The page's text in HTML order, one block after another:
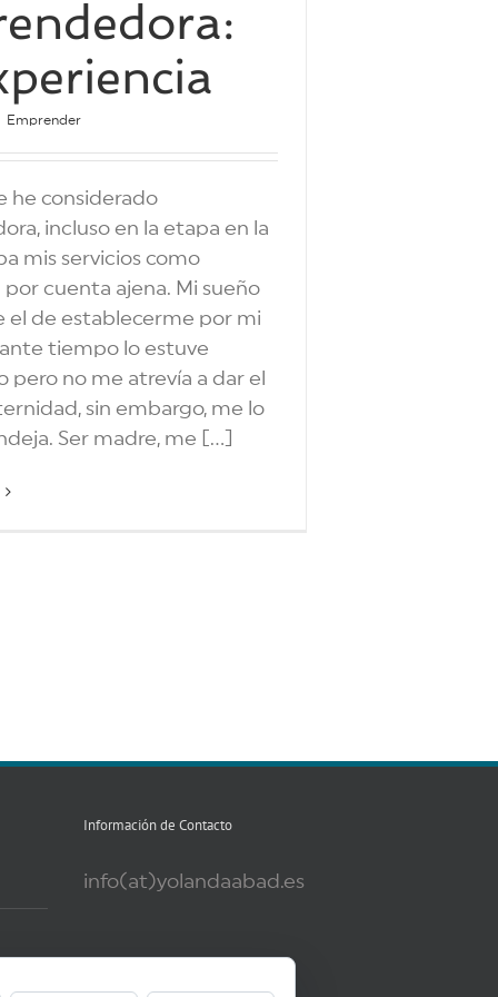
Emprender
he considerado
incluso en la etapa en la
mis servicios como
cuenta ajena. Mi sueño
el de establecerme por mi
tiempo lo estuve
pero no me atrevía a dar el
sin embargo, me lo
Ser madre, me [...]
Información de Contacto
info(at)yolandaabad.es
Mis Redes sociales